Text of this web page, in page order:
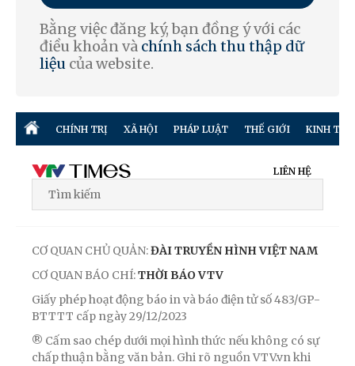
Bằng việc đăng ký, bạn đồng ý với các
điều khoản và chính sách thu thập dữ
liệu của website.
CHÍNH TRỊ XÃ HỘI PHÁP LUẬT THẾ GIỚI KINH TẾ
LIÊN HỆ
CƠ QUAN CHỦ QUẢN:ĐÀI TRUYỀN HÌNH VIỆT NAM
CƠ QUAN BÁO CHÍ:THỜI BÁO VTV
Giấy phép hoạt động báo in và báo điện tử số 483/GP-
BTTTT cấp ngày 29/12/2023
® Cấm sao chép dưới mọi hình thức nếu không có sự
chấp thuận bằng văn bản. Ghi rõ nguồn VTV.vn khi